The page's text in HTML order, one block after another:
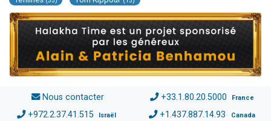
Nous contacter +33.1.80.20.5000 France
+972.2.37.41.515 Israël +1.437.887.14.93 Canada